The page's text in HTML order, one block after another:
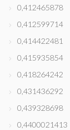
0,412465878
0,412599714
0,414422481
0,415935854
0,418264242
0,431436292
0,439328698
0,4400021413